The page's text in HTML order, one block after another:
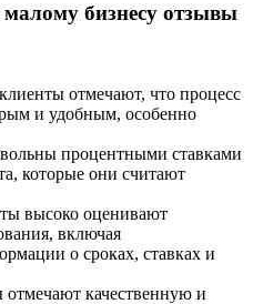
малому бизнесу отзывы
отмечают, что процесс
и удобным, особенно
процентными ставками
которые они считают
высоко оценивают
включая
о сроках, ставках и
качественную и